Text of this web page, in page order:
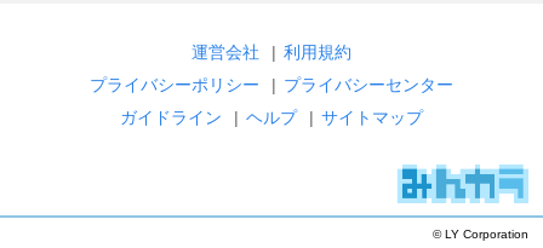
運営会社 | 利用規約
プライバシーポリシー
| プライバシーセンター
ガイドライン
| ヘルプ | サイトマップ
© LY Corporation